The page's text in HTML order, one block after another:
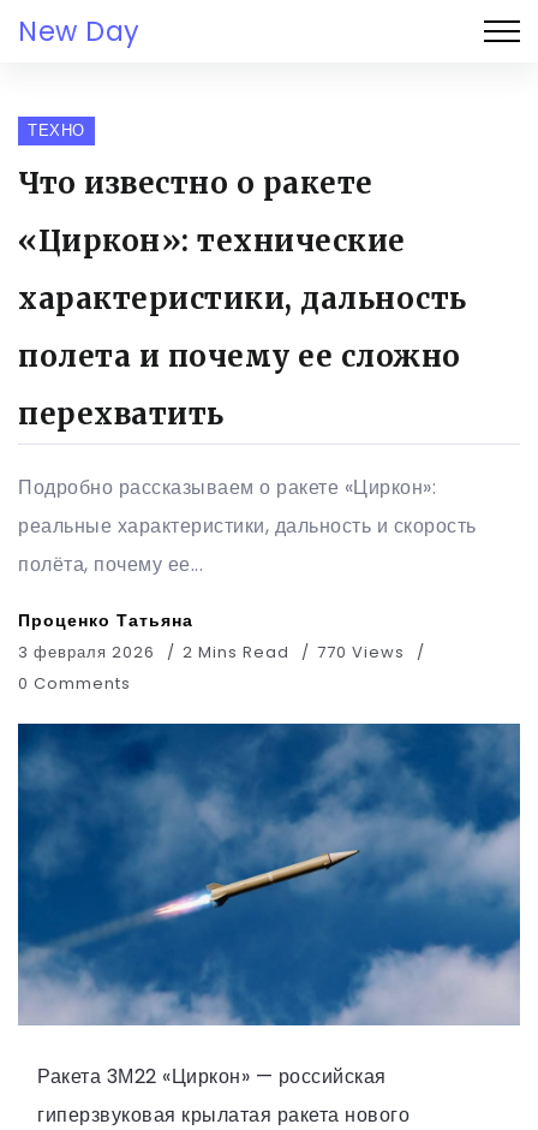
New Day
ТЕХНО
Что известно о ракете
«Циркон»: технические
характеристики, дальность
полета и почему ее сложно
перехватить
Подробно рассказываем о ракете «Циркон»:
реальные характеристики, дальность и скорость
полёта, почему ее...
Проценко Татьяна
3 февраля 2026 2 Mins Read
770 Views
0 Comments
Ракета 3М22 «Циркон» — российская
гиперзвуковая крылатая ракета нового